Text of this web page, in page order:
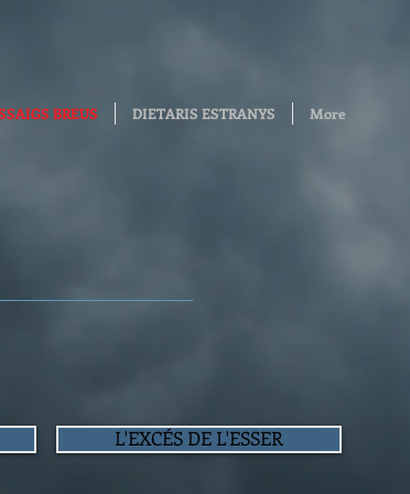
L'EXCÉS DE L'ESSER
BREUS DIETARIS ESTRANYS More